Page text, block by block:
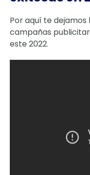
Por aquí te dejamos
campañas
este 2022.